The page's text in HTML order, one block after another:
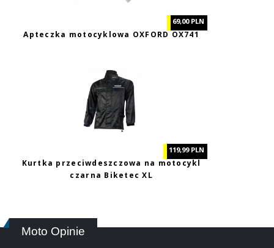
69,00 PLN
Apteczka motocyklowa OXFORD OX741
119,99 PLN
Kurtka przeciwdeszczowa na motocykl
czarna Biketec XL
Moto Opinie